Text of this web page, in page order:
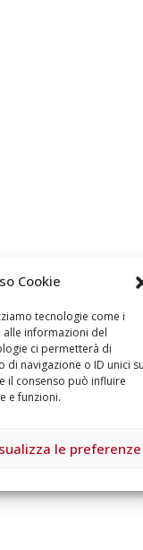
Cookie
tecnologie come i
informazioni del
ci permetterà di
navigazione o ID unici su
il consenso può influire
e funzioni.
le preferenze
5 ottobre
anni di
Giugno 15, 2026
18 e 19
Doppio